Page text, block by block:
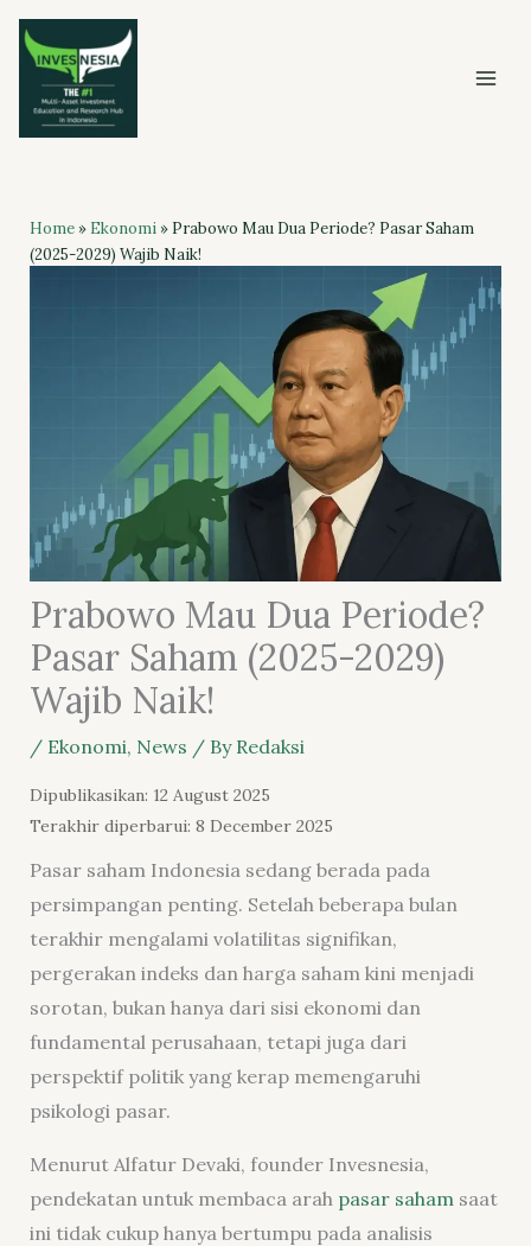
Skip
content
Home» Ekonomi» Prabowo Mau Dua Periode? Pasar Saham
(2025-2029) Wajib Naik!
Prabowo Mau Dua Periode?
Pasar Saham (2025-2029)
Wajib Naik!
/ Ekonomi, News / By Redaksi
Dipublikasikan: 12 August 2025
Terakhir diperbarui: 8 December 2025
Pasar saham Indonesia sedang berada pada
persimpangan penting. Setelah beberapa bulan
terakhir mengalami volatilitas signifikan,
pergerakan indeks dan harga saham kini menjadi
sorotan, bukan hanya dari sisi ekonomi dan
fundamental perusahaan, tetapi juga dari
perspektif politik yang kerap memengaruhi
psikologi pasar.
Menurut Alfatur Devaki, founder Invesnesia,
pendekatan untuk membaca arah pasar saham saat
ini tidak cukup hanya bertumpu pada analisis